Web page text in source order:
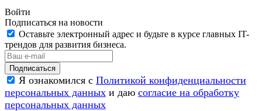
Войти
Подписаться на новости
Оставьте электронный адрес и будьте в курсе главных IT-
трендов для развития бизнеса.
Я ознакомился с Политикой конфиденциальности
персональных данных и даю согласие на обработку
персональных данных